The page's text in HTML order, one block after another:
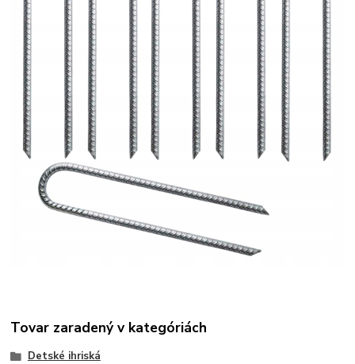
Tovar zaradený v kategóriách
Detské ihriská